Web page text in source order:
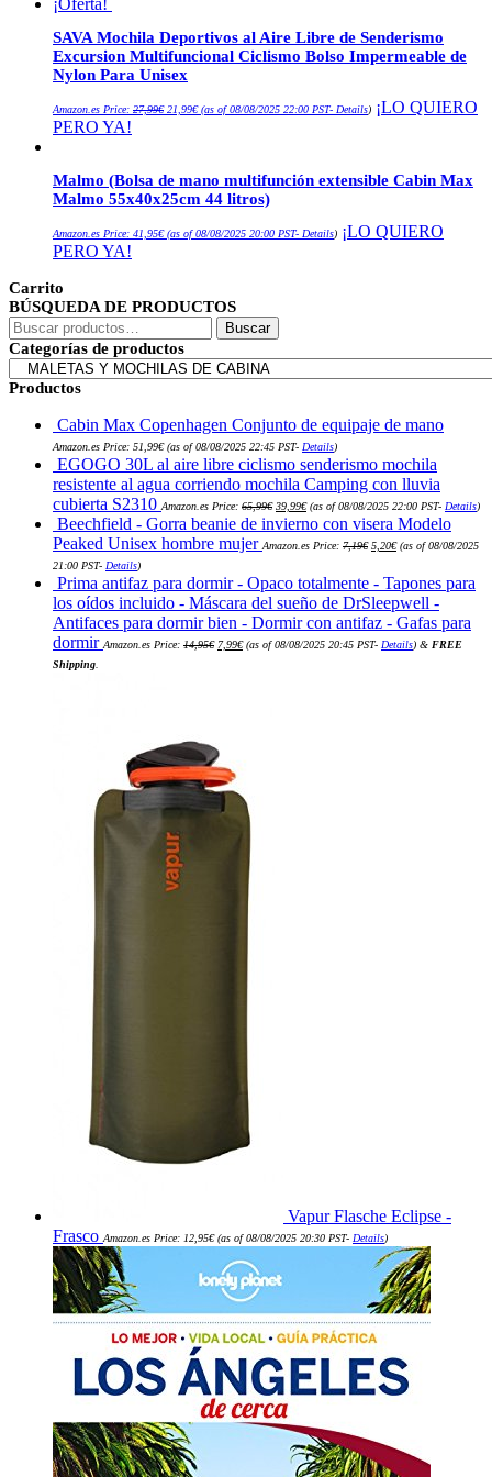
¡Oferta!
SAVA Mochila Deportivos al Aire Libre de Senderismo
Excursion Multifuncional Ciclismo Bolso Impermeable de
Nylon Para Unisex
Amazon.es Price: 27,99€precio
21,99€precio
(as of 08/08/2025 22:00 PST- Details) ¡LO QUIERO
PERO YA!
Malmo (Bolsa de mano multifunción extensible Cabin Max
Malmo 55x40x25cm 44 litros)
Amazon.es Price: 41,95€(as of 08/08/2025 20:00 PST- Details) ¡LO QUIERO
PERO YA!
Carrito
BÚSQUEDA DE PRODUCTOS
Buscar
por:
Buscar
Categorías de productos
Productos
Cabin Max Copenhagen Conjunto de equipaje de mano
Amazon.es Price: 51,99€(as of 08/08/2025 22:45 PST- Details)
EGOGO 30L al aire libre ciclismo senderismo mochila
resistente al agua corriendo mochila Camping con lluvia
cubierta S2310 Amazon.es Price: 65,99€ precio
original
era:
65,99€.
39,99€precio
actual
es:
39,99€.
(as of 08/08/2025 22:00 PST- Details)
Beechfield - Gorra beanie de invierno con visera Modelo
Peaked Unisex hombre mujer Amazon.es Price: 7,19€ precio
era:
7,19€.
5,20€precio
5,20€.
(as of 08/08/2025
21:00 PST- Details)
Prima antifaz para dormir - Opaco totalmente - Tapones para
los oídos incluido - Máscara del sueño de DrSleepwell -
Antifaces para dormir bien - Dormir con antifaz - Gafas para
dormir Amazon.es Price: 14,95€ precio
7,99€precio
(as of 08/08/2025 20:45 PST- Details) & FREE
Shipping
Vapur Flasche Eclipse -
Frasco Amazon.es Price: 12,95€(as of 08/08/2025 20:30 PST- Details)